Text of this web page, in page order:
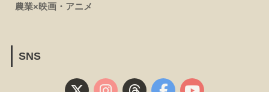
農業×映画・アニメ
SNS